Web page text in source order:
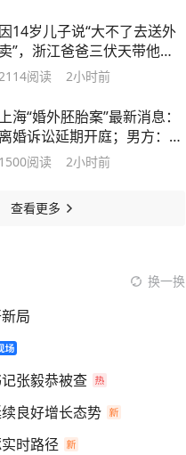
以坚决有力反制
因14岁儿子说“大不了去送外
卖”，浙江爸爸三伏天带他当
外卖员，仅负责接送和提供
责；20天后意外修复父子关系
阅读 2小时前
上海“婚外胚胎案”最新消息：
离婚诉讼延期开庭；男方：家
庭主妇凭什么分我的钱，女
1500阅读 2小时前
查看更多
换一换
局
张毅恭被查
良好增长态势
时路径